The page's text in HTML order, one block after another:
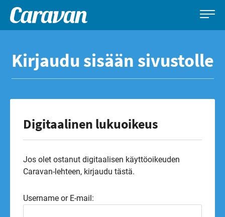
sisältöön
Caravan-
Leirintämatkailun
Kirjaudu sisään sivustolle
Digitaalinen lukuoikeus
Jos olet ostanut digitaalisen käyttöoikeuden
Caravan-lehteen, kirjaudu tästä.
Username or E-mail: